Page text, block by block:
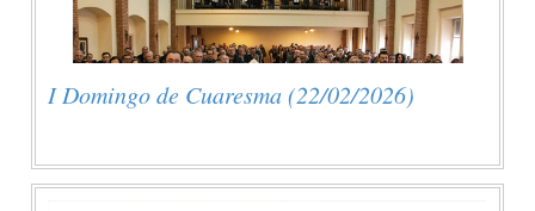
I Domingo de Cuaresma (22/02/2026)